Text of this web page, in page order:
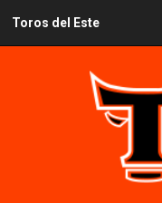
Toros del Este